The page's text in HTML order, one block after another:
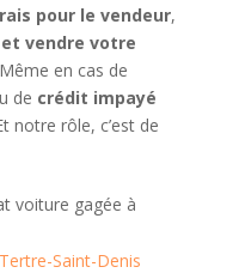
pour le vendeur,
vendre votre
en cas de
de crédit impayé
notre rôle, c’est de
voiture gagée à
Saint-Denis